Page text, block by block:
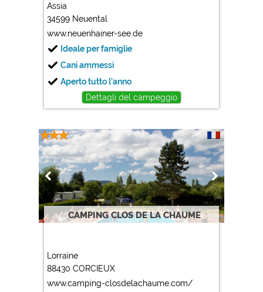
Assia
34599 Neuental
www.neuenhainer-see.de
Ideale per famiglie
Cani ammessi
Aperto tutto l'anno
Dettagli del campeggio
CAMPING CLOS DE LA CHAUME
Lorraine
88430 CORCIEUX
www.camping-closdelachaume.com/